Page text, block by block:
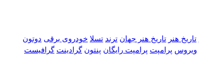
تاریخ هنر تاریخ هنر جهان ترند تسلا خودروی برقی دوتون
ویروس پرامپت پرامپت رایگان پنتون گرادینت گرافیست